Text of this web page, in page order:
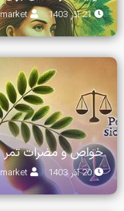
21 آذر 1403 Ehsanmarket
خواص و مضرات تمر
20 آذر 1403